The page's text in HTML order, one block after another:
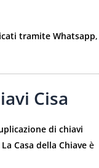
tramite Whatsapp,
Cisa
di chiavi
La Casa della Chiave è